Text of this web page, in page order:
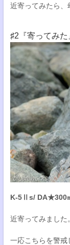
近寄ってみたら、
♯2『寄ってみた
K-5Ⅱs/ DA★300
近寄ってみました。
一応こちらを警戒